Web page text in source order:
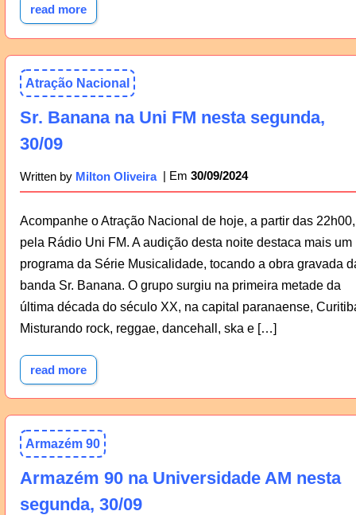
read more
Atração Nacional
Sr. Banana na Uni FM nesta segunda,
30/09
Written by Milton Oliveira 30/09/2024
Acompanhe o Atração Nacional de hoje, a partir das 22h00,
pela Rádio Uni FM. A audição desta noite destaca mais um
programa da Série Musicalidade, tocando a obra gravada
banda Sr. Banana. O grupo surgiu na primeira metade da
última década do século XX, na capital paranaense,
Misturando rock, reggae, dancehall, ska e […]
read more
Armazém 90
Armazém 90 na Universidade AM nesta
segunda, 30/09